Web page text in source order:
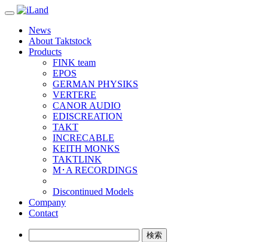
Toggle
navigationNews
About Taktstock
Products
FINK team
EPOS
GERMAN PHYSIKS
VERTERE
CANOR AUDIO
EDISCREATION
TAKT
INCRECABLE
KEITH MONKS
TAKTLINK
M･A RECORDINGS
Discontinued Models
Company
Contact